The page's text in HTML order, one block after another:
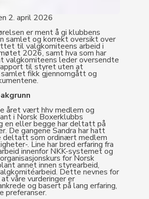
2. april 2026
er ment å gi klubbens
samlet og korrekt oversikt over
til valgkomiteens arbeid i
2026, samt hva som har
valgkomiteens leder oversendte
til styret uten at
fikk gjennomgått og
året vært hhv medlem og
i Norsk Boxerklubbs
en eller begge har deltatt på
De gangene Sandra har hatt
deltatt som ordinært medlem
. Line har bred erfaring fra
innenfor NKK-systemet og
for Norsk
annet innen styrearbeid,
Dette nevnes for
våre vurderinger er
og basert på lang erfaring,
preferanser.